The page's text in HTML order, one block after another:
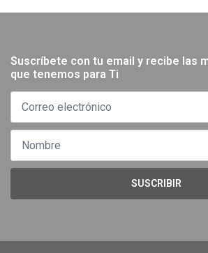
Suscríbete con tu email y recibe las
que tenemos para Ti
SUSCRIBIR